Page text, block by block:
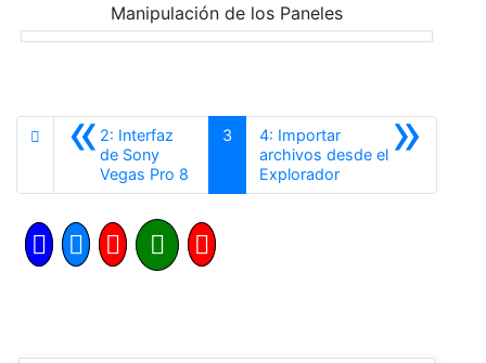
Manipulación de los Paneles
«2: Interfaz
de Sony
Vegas Pro 8
3 »
4: Importar
archivos desde el
ExploradorSiguiente